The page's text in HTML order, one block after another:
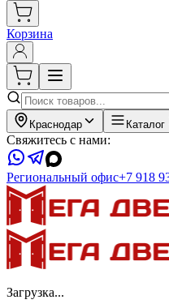
Корзина
Краснодар Каталог
Свяжитесь с нами:
Региональный офис+7 918
Загрузка...